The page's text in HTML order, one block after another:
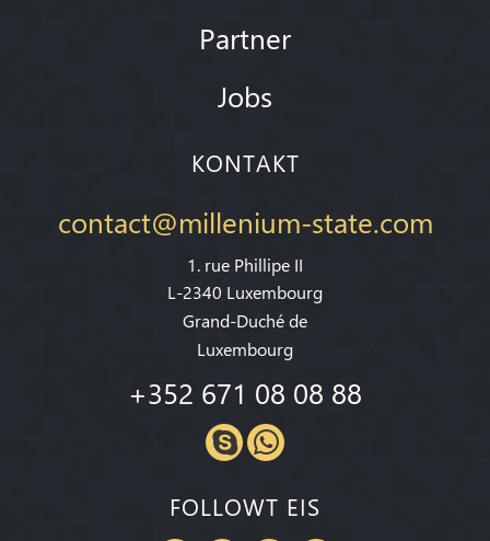
Partner
Jobs
KONTAKT
contact@millenium-state.com
1. rue Phillipe II
L-2340 Luxembourg
Grand-Duché de
Luxembourg
+352 671 08 08 88
FOLLOWT EIS